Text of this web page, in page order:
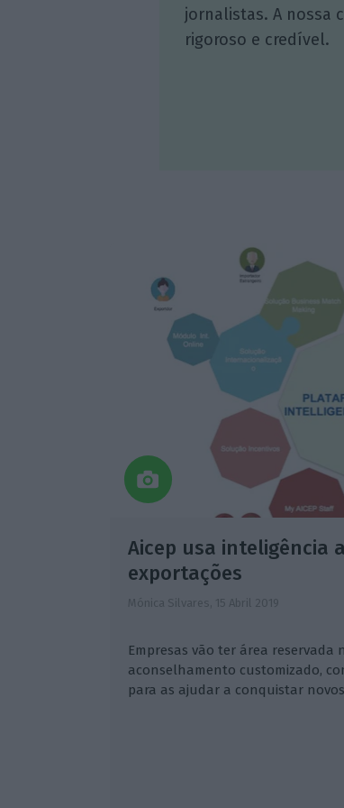
jornalistas. A nossa
rigoroso e credível.
Aicep usa inteligência
exportações
Mónica Silvares, 15 Abril 2019
Empresas vão ter área reservada
aconselhamento customizado,
para as ajudar a conquistar